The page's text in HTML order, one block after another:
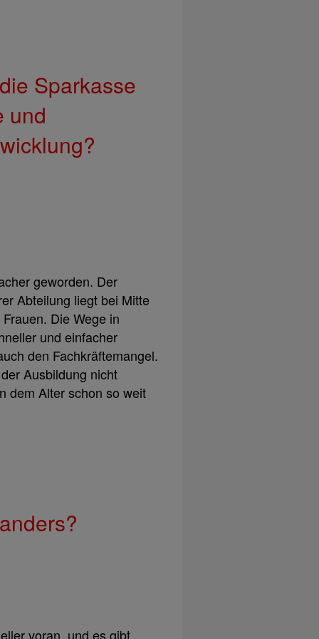
Sparkasse
und
geworden. Der
Abteilung liegt bei Mitte
Die Wege in
und einfacher
den Fachkräftemangel.
Ausbildung nicht
dem Alter schon so weit
voran, und es gibt